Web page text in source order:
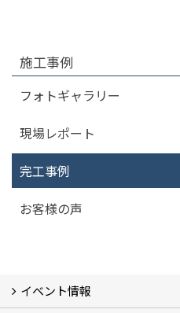
施工事例
フォトギャラリー
現場レポート
完工事例
お客様の声
イベント情報